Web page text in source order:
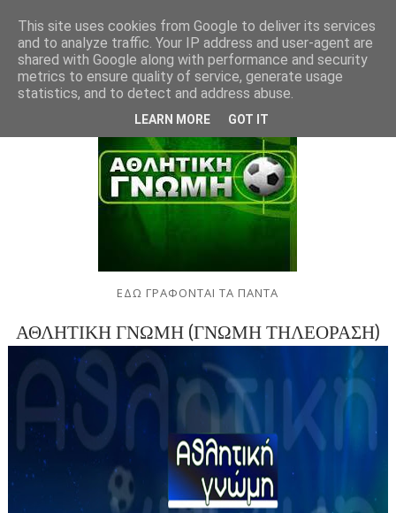
ΕΔΩ ΓΡΑΦΟΝΤΑΙ ΤΑ ΠΑΝΤΑ
ΑΘΛΗΤΙΚΗ ΓΝΩΜΗ (ΓΝΩΜΗ ΤΗΛΕΟΡΑΣΗ)
This site uses cookies from Google to deliver its services
and to analyze traffic. Your IP address and user-agent are
shared with Google along with performance and security
metrics to ensure quality of service, generate usage
statistics, and to detect and address abuse.
LEARN MORE GOT IT